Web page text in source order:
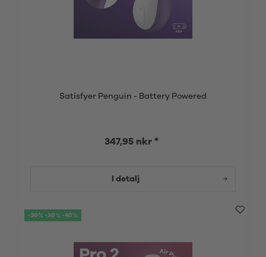
Satisfyer Penguin - Battery Powered
347,95 nkr *
I detalj
-20% -30% -40%